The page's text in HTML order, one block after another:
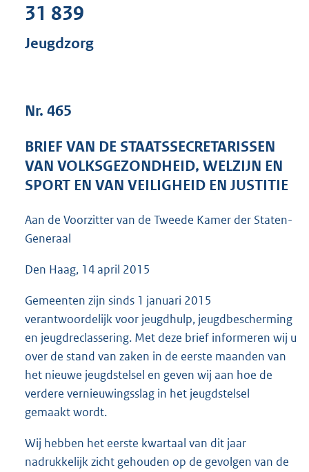
e
7
b
31 839
Jeugdzorg
Nr. 465
BRIEF VAN DE STAATSSECRETARISSEN
VAN VOLKSGEZONDHEID, WELZIJN EN
SPORT EN VAN VEILIGHEID EN JUSTITIE
Aan de Voorzitter van de Tweede Kamer der Staten-
Generaal
Den Haag, 14 april 2015
Gemeenten zijn sinds 1 januari 2015
verantwoordelijk voor jeugdhulp, jeugdbescherming
en jeugdreclassering. Met deze brief informeren wij u
over de stand van zaken in de eerste maanden van
het nieuwe jeugdstelsel en geven wij aan hoe de
verdere vernieuwingsslag in het jeugdstelsel
gemaakt wordt.
Wij hebben het eerste kwartaal van dit jaar
nadrukkelijk zicht gehouden op de gevolgen van de